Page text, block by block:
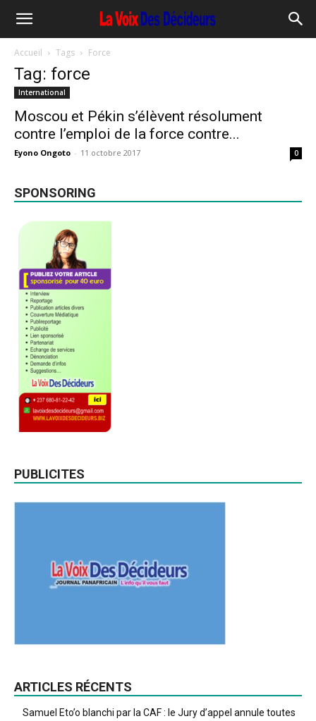
Accueil Tags Force
Tag: force
International
Moscou et Pékin s’élèvent résolument
contre l’emploi de la force contre...
Eyono Ongoto - 11 octobre 2017 0
SPONSORING
PUBLICITES
ARTICLES RÉCENTS
Samuel Eto’o blanchi par la CAF : le Jury d’appel annule toutes